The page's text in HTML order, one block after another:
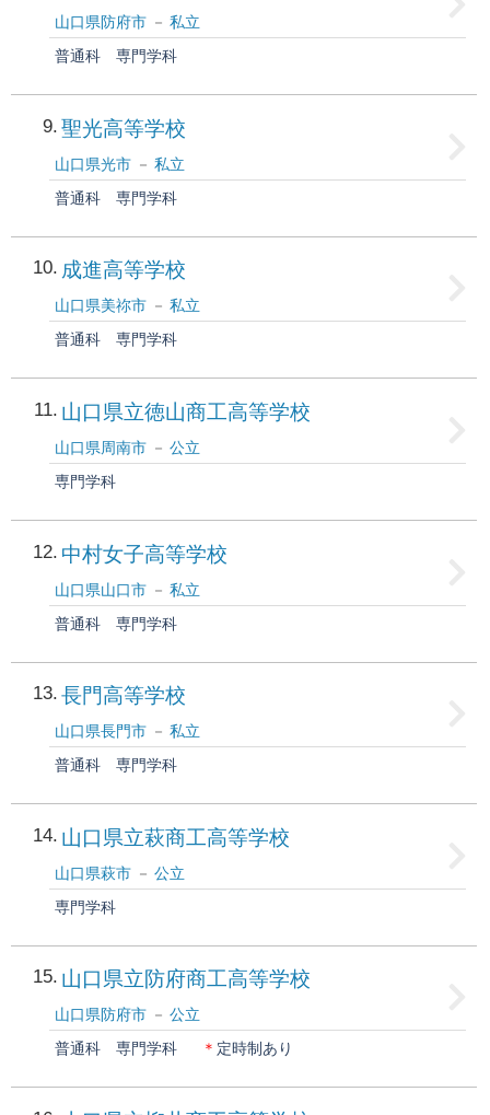
山口県防府市
私立
普通科
専門学科
9 聖光高等学校
山口県光市
私立
普通科
専門学科
10 成進高等学校
山口県美祢市
私立
普通科
専門学科
11 山口県立徳山商工高等学校
山口県周南市
公立
専門学科
12 中村女子高等学校
山口県山口市
私立
普通科
専門学科
13 長門高等学校
山口県長門市
私立
普通科
専門学科
14 山口県立萩商工高等学校
山口県萩市
公立
専門学科
15 山口県立防府商工高等学校
山口県防府市
公立
普通科
専門学科 ＊ 定時制あり